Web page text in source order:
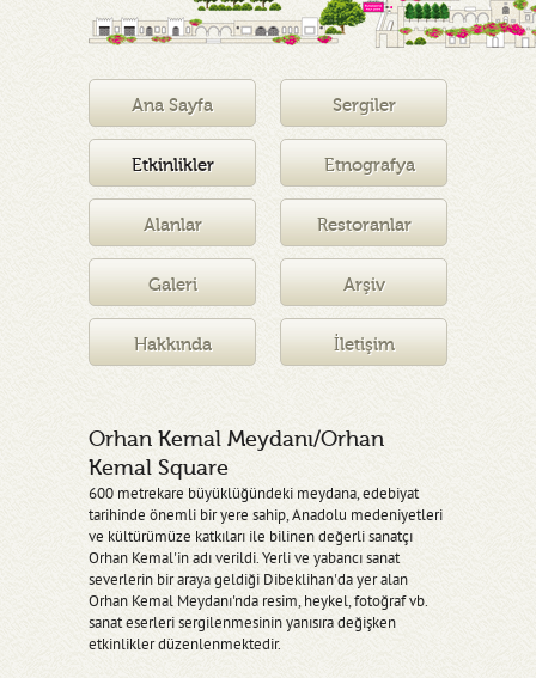
Ana Sayfa Sergiler
Etkinlikler Etnografya
Müzesi
Alanlar Restoranlar
Galeri Arşiv
Hakkında İletişim
Orhan Kemal Meydanı/Orhan
Kemal Square
600 metrekare büyüklüğündeki meydana, edebiyat
tarihinde önemli bir yere sahip, Anadolu medeniyetleri
ve kültürümüze katkıları ile bilinen değerli sanatçı
Orhan Kemal'in adı verildi. Yerli ve yabancı sanat
severlerin bir araya geldiği Dibeklihan'da yer alan
Orhan Kemal Meydanı'nda resim, heykel, fotoğraf vb.
sanat eserleri sergilenmesinin yanısıra değişken
etkinlikler düzenlenmektedir.